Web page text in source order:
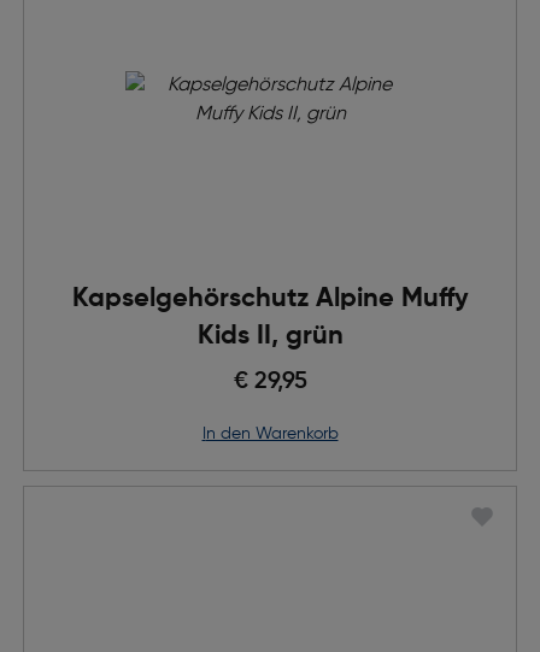
Kapselgehörschutz Alpine Muffy
Kids II, grün
€ 29,95
in den Warenkorb